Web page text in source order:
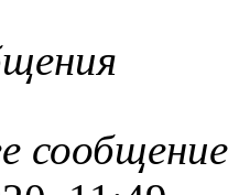
сообщение